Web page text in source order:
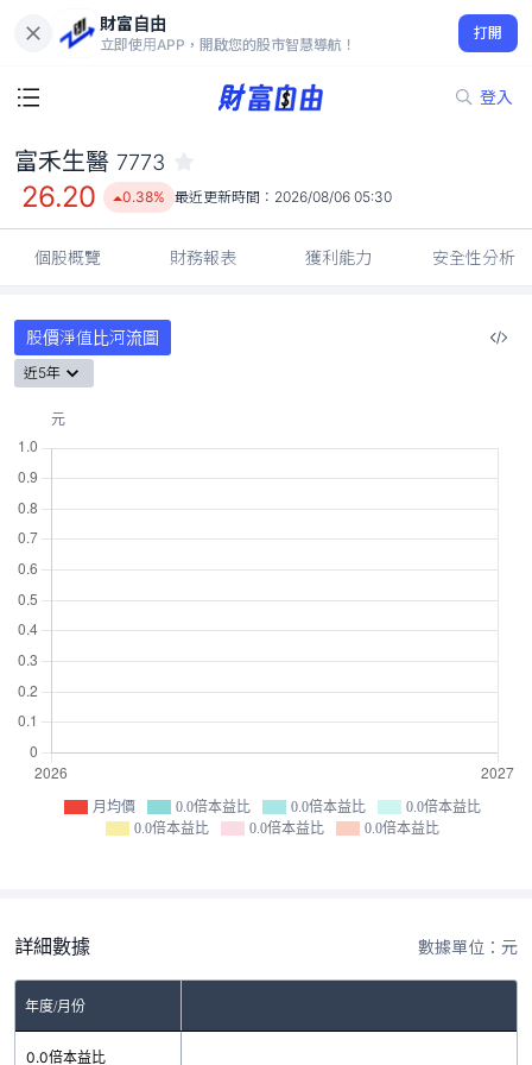
財富自由
立即使用APP，開啟您的股市智慧導航！
打開
登入
26.20
0.38%
富禾生醫 7773
26.20 0.38% 最近更新時間： 2026/08/06 05:30
個股概覽 財務報表 獲利能力 安全性分析
股價淨值比河流圖
近5年
月均價 0.0倍本益比 0.0倍本益比
0.0倍本益比
0.0倍本益比
0.0倍本益比 0.0倍本益比
詳細數據 數據單位：元
年度/月份
0.0倍本益比